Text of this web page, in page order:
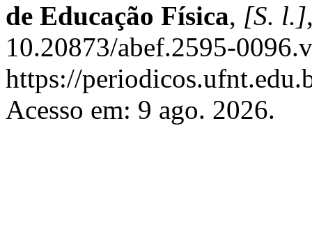
de Educação Física, [S. l.]
10.20873/abef.2595-
https://
Acesso em: 9 ago. 2026.